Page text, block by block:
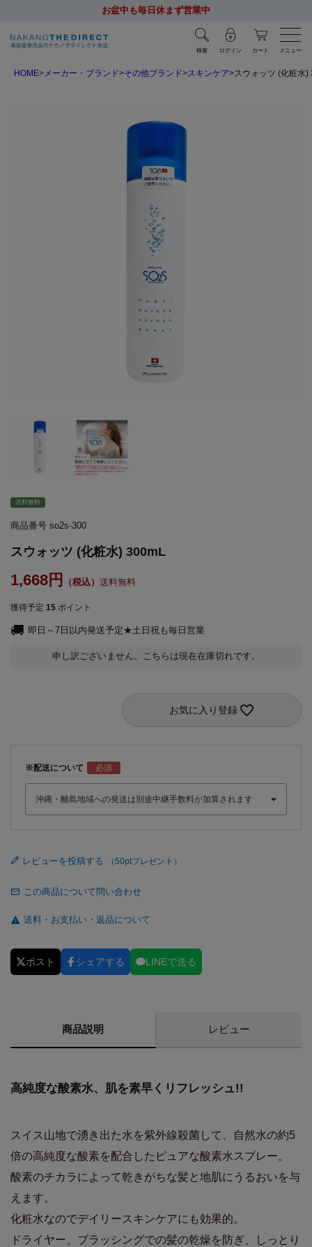
お盆中も毎日休まず営業中
検索 ログイン カート メニュー
HOME メーカー・ブランド その他ブランド スキンケア スウォッツ (化粧水)
送料無料
商品番号 so2s-300
スウォッツ (化粧水) 300mL
1,668 送料無料
獲得予定 15 ポイント
即日～7日以内発送予定★土日祝も毎日営業
申し訳ございません。こちらは現在在庫切れです。
お気に入り登録
※配送について
レビューを投稿する
この商品について問い合わせ
送料・お支払い・返品について
ポスト シェアする LINEで送る
商品説明 レビュー
高純度な酸素水、肌を素早くリフレッシュ!!
スイス山地で湧き出た水を紫外線殺菌して、自然水の約5
倍の高純度な酸素を配合したピュアな酸素水スプレー。
酸素のチカラによって乾きがちな髪と地肌にうるおいを与
えます。
化粧水なのでデイリースキンケアにも効果的。
ドライヤー、ブラッシングでの髪の乾燥を防ぎ、しっとり